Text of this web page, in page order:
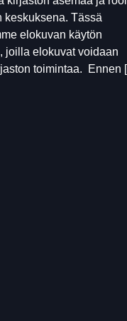
keskuksena. Tässä
elokuvan käytön
joilla elokuvat voidaan
toimintaa. Ennen